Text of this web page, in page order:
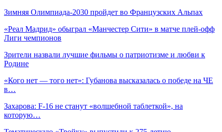
Зимняя Олимпиада-2030 пройдет во Французских Альпах
«Реал Мадрид» обыграл «Манчестер Сити» в матче плей-офф
Лиги чемпионов
Зрители назвали лучшие фильмы о патриотизме и любви к
Родине
«Кого нет — того нет»: Губанова высказалась о победе на ЧЕ
в…
Захарова: F-16 не станут «волшебной таблеткой», на
которую…